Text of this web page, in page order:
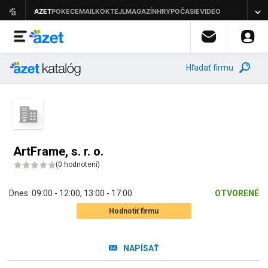
Hľadať firmu
ArtFrame, s. r. o.
(0 hodnotení)
Dnes: 09:00 - 12:00, 13:00 - 17:00 OTVORENÉ
Hodnotiť firmu
NAPÍSAŤ